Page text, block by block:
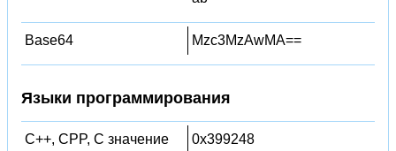
Base64 Mzc3MzAwMA==
Языки программирования
C++, CPP, C значение
0x399248